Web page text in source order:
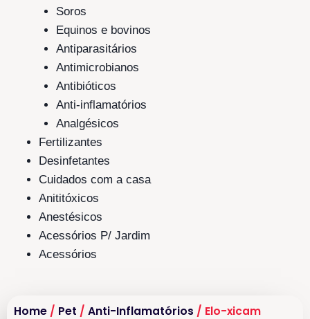
Soros
Equinos e bovinos
Antiparasitários
Antimicrobianos
Antibióticos
Anti-inflamatórios
Analgésicos
Fertilizantes
Desinfetantes
Cuidados com a casa
Anititóxicos
Anestésicos
Acessórios P/ Jardim
Acessórios
Home / Pet / Anti-Inflamatórios / Elo-xicam